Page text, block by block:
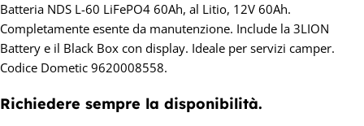
Batteria NDS L-60 LiFePO4 60Ah, al Litio, 12V 60Ah.
Completamente esente da manutenzione. Include la 3LION
Battery e il Black Box con display. Ideale per servizi camper.
Codice Dometic 9620008558.
Richiedere sempre la disponibilità.